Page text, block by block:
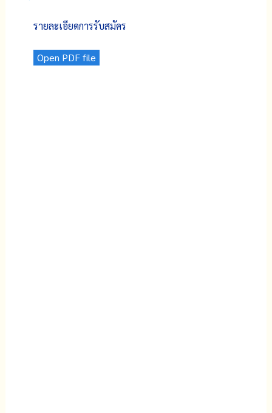
รายละเอียดการรับสมัคร
Open PDF file